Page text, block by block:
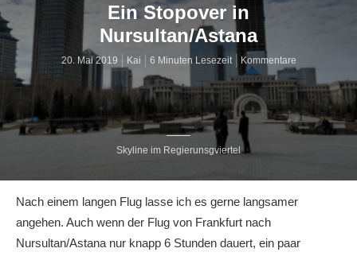
Skyline im Regierunsgviertel
Ein Stopover in
Nursultan/Astana
20. Mai 2019 Kai 6 Minuten Lesezeit Kommentare
Nach einem langen Flug lasse ich es gerne langsamer
angehen. Auch wenn der Flug von Frankfurt nach
Nursultan/Astana nur knapp 6 Stunden dauert, ein paar